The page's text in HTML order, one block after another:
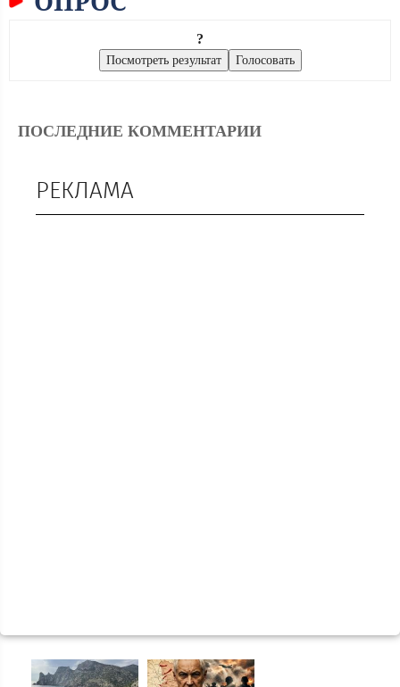
?
ПОСЛЕДНИЕ КОММЕНТАРИИ
РЕКЛАМА